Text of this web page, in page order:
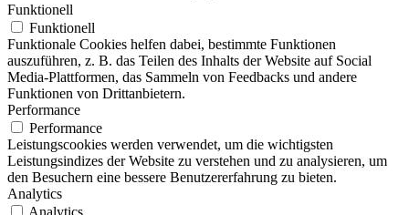
Funktionell
Funktionell
Funktionale Cookies helfen dabei, bestimmte Funktionen
auszuführen, z. B. das Teilen des Inhalts der Website auf Social
Media-Plattformen, das Sammeln von Feedbacks und andere
Funktionen von Drittanbietern.
Performance
Performance
Leistungscookies werden verwendet, um die wichtigsten
Leistungsindizes der Website zu verstehen und zu analysieren, um
den Besuchern eine bessere Benutzererfahrung zu bieten.
Analytics